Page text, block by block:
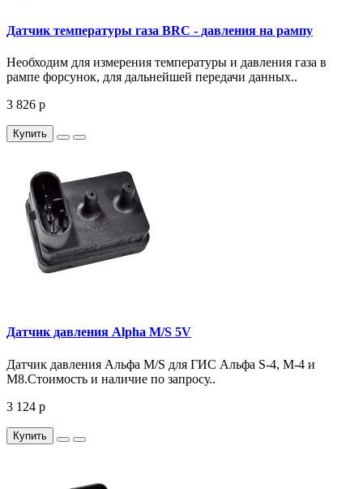
Датчик температуры газа BRC - давления на рампу
Необходим для измерения температуры и давления газа в
рампе форсунок, для дальнейшей передачи данных..
3 826 р
Купить
Датчик давления Alpha M/S 5V
Датчик давления Альфа М/S для ГИС Альфа S-4, М-4 и
М8.Стоимость и наличие по запросу..
3 124 р
Купить